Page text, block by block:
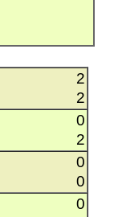
2
2
0
2
0
0
0